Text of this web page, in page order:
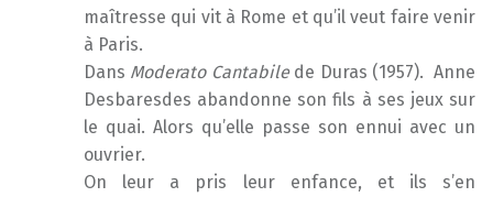
maîtresse qui vit à Rome et qu’il veut faire venir
à Paris.
Dans Moderato Cantabilede Duras (1957). Anne
Desbaresdes abandonne son fils à ses jeux sur
le quai. Alors qu’elle passe son ennui avec un
ouvrier.
On leur a pris leur enfance, et ils s’en